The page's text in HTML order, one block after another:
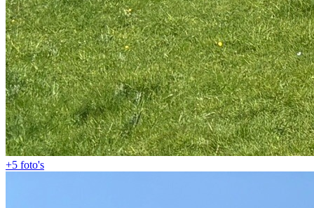
+5 foto's